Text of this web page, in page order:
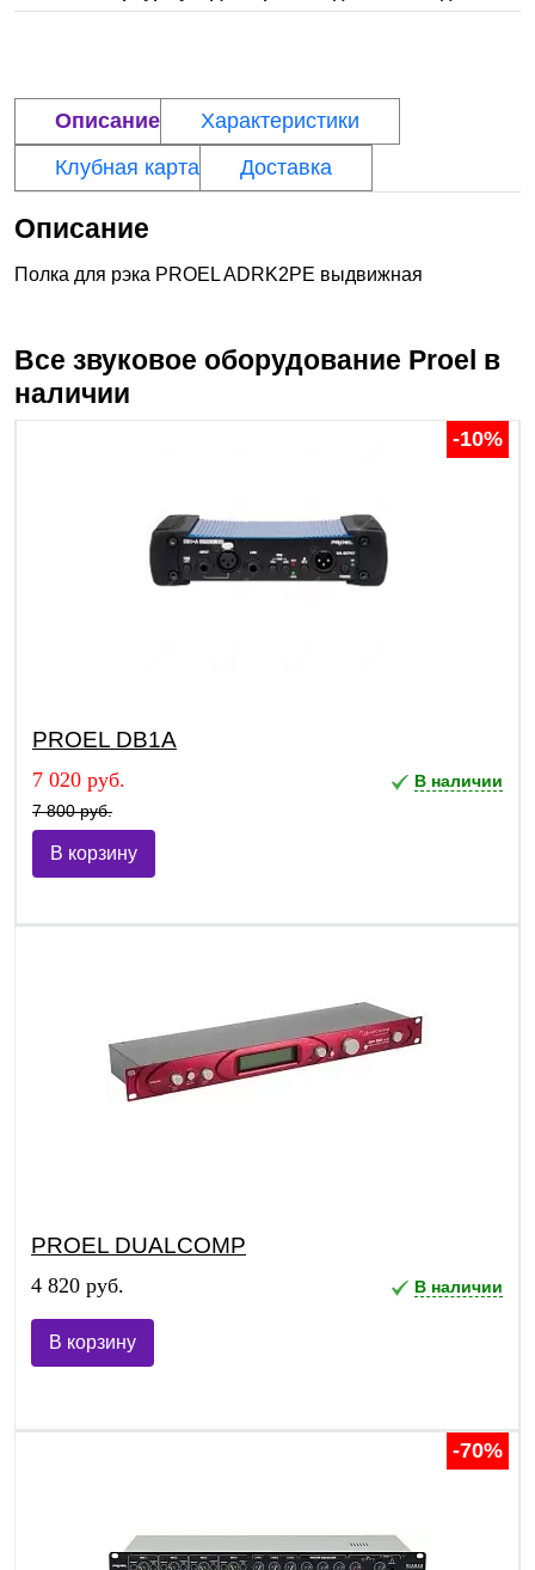
Описание
Характеристики
Клубная карта
Доставка
Описание
Полка для рэка PROEL ADRK2PE выдвижная
Все звуковое оборудование Proel в
наличии
-10%
PROEL DB1A
7 020 руб.
7 800 руб.
В наличии
В корзину
PROEL DUALCOMP
4 820 руб. В наличии
В корзину
-70%